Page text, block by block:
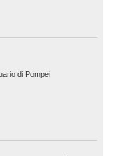
di Pompei